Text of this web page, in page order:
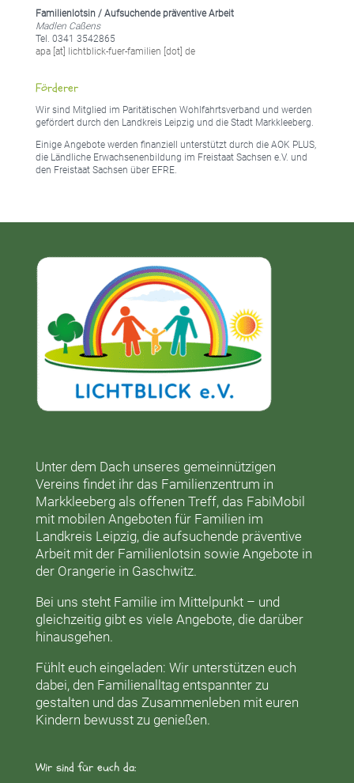
Familienlotsin / Aufsuchende präventive Arbeit
Madlen Caßens
Tel. 0341 3542865
apa [at] lichtblick-fuer-familien [dot] de
Förderer
Wir sind Mitglied im Paritätischen Wohlfahrtsverband und werden
gefördert durch den Landkreis Leipzig und die Stadt Markkleeberg.
Einige Angebote werden finanziell unterstützt durch die AOK PLUS,
die Ländliche Erwachsenenbildung im Freistaat Sachsen e.V. und
den Freistaat Sachsen über EFRE.
Unter dem Dach unseres gemeinnützigen
Vereins findet ihr das Familienzentrum in
Markkleebergals offenen Treff, das FabiMobil
mit mobilen Angeboten für Familien im
Landkreis Leipzig, die aufsuchende präventive
Arbeit mit der Familienlotsin sowie Angebote in
der Orangeriein Gaschwitz.
Bei uns steht Familie im Mittelpunkt – und
gleichzeitig gibt es viele Angebote, die darüber
hinausgehen.
Fühlt euch eingeladen: Wir unterstützen euch
dabei, den Familienalltag entspannter zu
gestalten und das Zusammenleben mit euren
Kindern bewusst zu genießen.
Wir sind für euch da: